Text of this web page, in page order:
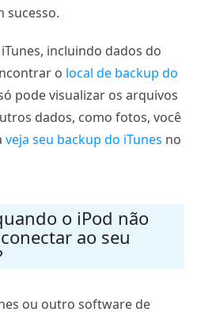
sucesso.
incluindo dados do
o local de backup do
pode visualizar os arquivos
dados, como fotos, você
veja seu backup do iTunes no
o iPod não
ao seu
ou outro software de